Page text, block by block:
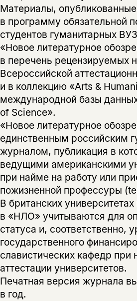
Материалы,
в программу обязательной
студентов гуманитарных
«Новое литературное
в перечень рецензируемых
Всероссийской
и в коллекцию «Arts &
международной базы
of Science».
«Новое литературное
единственным российским
журналом, публикация в
ведущими американскими
при найме на работу или
пожизненной профессуры
В британских
в «НЛО» учитываются для
статуса и, соответственно,
государственного
славистических кафедр при
аттестации университетов.
Печатная версия журнала
в год.